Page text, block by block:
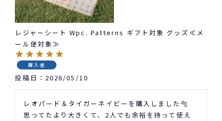
レジャーシート Wpc. Patterns ギフト対象 グッズ≪メ
ール便対象≫
購入者
投稿日 2026/05/10
レオパード＆タイガーネイビーを購入しました🐅
思ってたより大きくて、2人でも余裕を持って使え